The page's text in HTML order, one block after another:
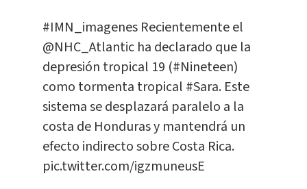
#IMN_imagenesRecientemente el
@NHC_Atlanticha declarado que la
depresión tropical 19 (#Nineteen)
como tormenta tropical #Sara. Este
sistema se desplazará paralelo a la
costa de Honduras y mantendrá un
efecto indirecto sobre Costa Rica.
pic.twitter.com/igzmuneusE